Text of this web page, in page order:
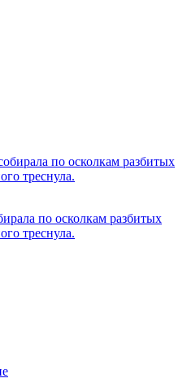
по осколкам разбитых
треснула.